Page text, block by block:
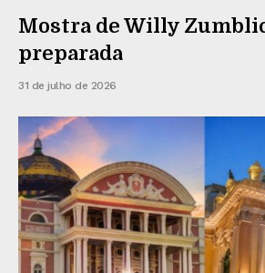
Mostra de Willy
preparada
31 de julho de 2026